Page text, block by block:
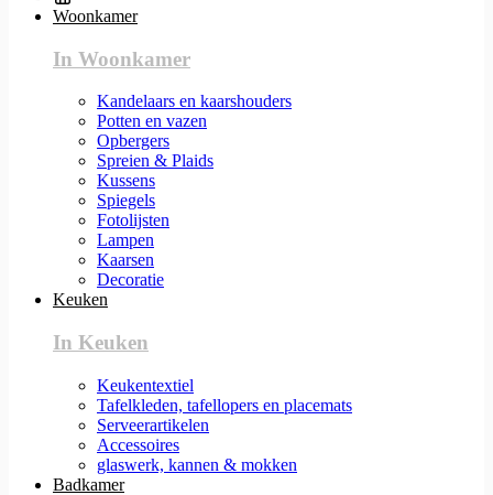
Woonkamer
In Woonkamer
Kandelaars en kaarshouders
Potten en vazen
Opbergers
Spreien & Plaids
Kussens
Spiegels
Fotolijsten
Lampen
Kaarsen
Decoratie
Keuken
In Keuken
Keukentextiel
Tafelkleden, tafellopers en placemats
Serveerartikelen
Accessoires
glaswerk, kannen & mokken
Badkamer